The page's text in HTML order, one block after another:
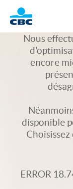
LogoNous
encore
disponible
ERROR